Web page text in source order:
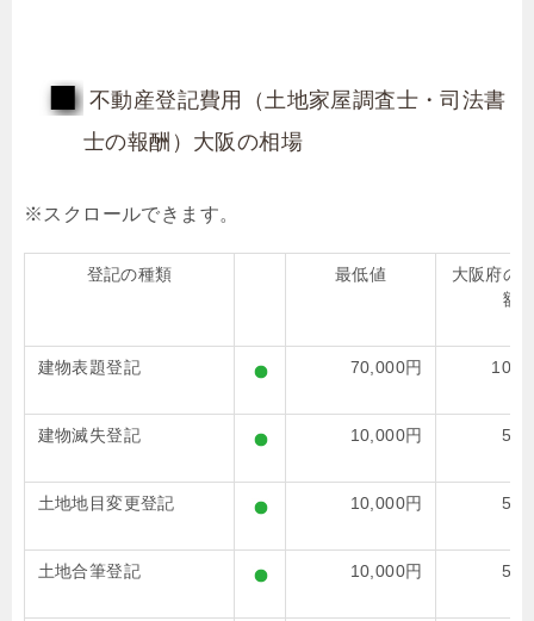
不動産登記費用（土地家屋調査士・司法書
士の報酬）大阪の相場
登記の種類 最低値
大阪府の
額
建物表題登記 70,000円
建物滅失登記 10,000円
土地地目変更登記 10,000円
土地合筆登記 10,000円